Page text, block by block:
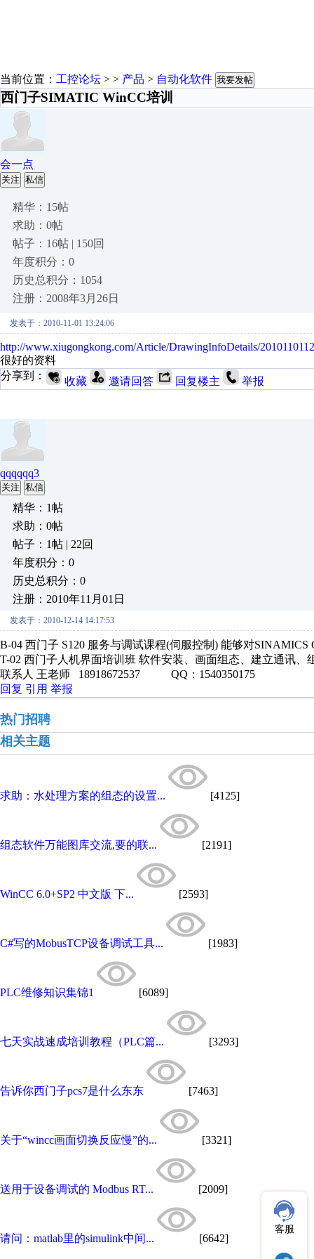
当前位置： 工控论坛 > > 产品 > 自动化软件 我要发帖
西门子SIMATIC WinCC培训
会一点
关注 私信
精华：15帖
求助：0帖
帖子：16帖 | 150回
年度积分：0
历史总积分：1054
注册：2008年3月26日
发表于：2010-11-01 13:24:06
http://www.xiugongkong.com/Article/DrawingInfoDetails/
很好的资料
分享到：
收藏 邀请回答 回复楼主 举报
qqqqqq3
关注 私信
精华：1帖
求助：0帖
帖子：1帖 | 22回
年度积分：0
历史总积分：0
注册：2010年11月01日
发表于：2010-12-14 14:17:53
B-04 西门子 S120 服务与调试课程(伺服控制) 能够对SINAMICS
T-02 西门子人机界面培训班 软件安装、画面组态、建立通讯
联系人 王老师 18918672537 QQ：1540350175
回复 引用 举报
热门招聘
相关主题
求助：水处理方案的组态的设置... [4125]
组态软件万能图库交流,要的联... [2191]
WinCC 6.0+SP2 中文版 下... [2593]
C#写的MobusTCP设备调试工具... [1983]
PLC维修知识集锦1 [6089]
七天实战速成培训教程（PLC篇... [3293]
告诉你西门子pcs7是什么东东 [7463]
关于“wincc画面切换反应慢”的... [3321]
送用于设备调试的 Modbus RT... [2009]
请问：matlab里的simulink中间... [6642]
客服